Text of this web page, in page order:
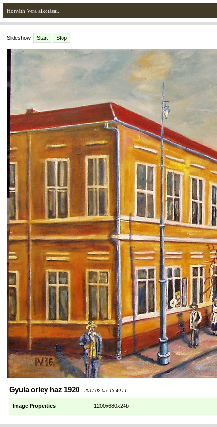
Horváth Vera alkotásai.
Slideshow: Start Stop
Gyula orley haz 1920 2017.02.05. 13:49:51
Image Properties 1200x680x24b